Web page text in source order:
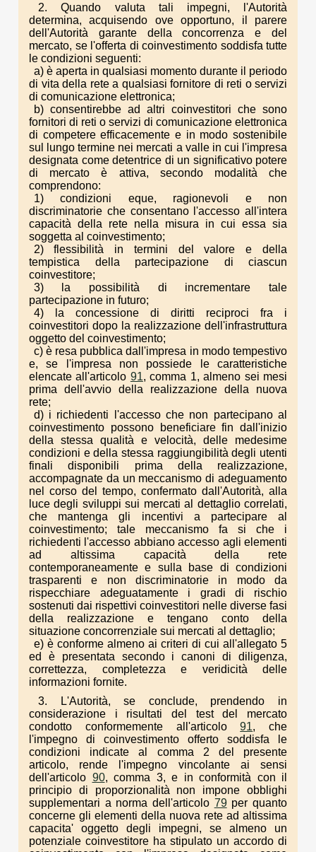
2. Quando valuta tali impegni, l'Autorità
determina, acquisendo ove opportuno, il parere
dell'Autorità garante della concorrenza e del
mercato, se l'offerta di coinvestimento soddisfa tutte
le condizioni seguenti:
a) è aperta in qualsiasi momento durante il periodo
di vita della rete a qualsiasi fornitore di reti o servizi
di comunicazione elettronica;
b) consentirebbe ad altri coinvestitori che sono
fornitori di reti o servizi di comunicazione elettronica
di competere efficacemente e in modo sostenibile
sul lungo termine nei mercati a valle in cui l'impresa
designata come detentrice di un significativo potere
di mercato è attiva, secondo modalità che
comprendono:
1) condizioni eque, ragionevoli e non
discriminatorie che consentano l'accesso all'intera
capacità della rete nella misura in cui essa sia
soggetta al coinvestimento;
2) flessibilità in termini del valore e della
tempistica della partecipazione di ciascun
coinvestitore;
3) la possibilità di incrementare tale
partecipazione in futuro;
4) la concessione di diritti reciproci fra i
coinvestitori dopo la realizzazione dell'infrastruttura
oggetto del coinvestimento;
c) è resa pubblica dall'impresa in modo tempestivo
e, se l'impresa non possiede le caratteristiche
elencate all'articolo 91, comma 1, almeno sei mesi
prima dell'avvio della realizzazione della nuova
rete;
d) i richiedenti l'accesso che non partecipano al
coinvestimento possono beneficiare fin dall'inizio
della stessa qualità e velocità, delle medesime
condizioni e della stessa raggiungibilità degli utenti
finali disponibili prima della realizzazione,
accompagnate da un meccanismo di adeguamento
nel corso del tempo, confermato dall'Autorità, alla
luce degli sviluppi sui mercati al dettaglio correlati,
che mantenga gli incentivi a partecipare al
coinvestimento; tale meccanismo fa si che i
richiedenti l'accesso abbiano accesso agli elementi
ad altissima capacità della rete
contemporaneamente e sulla base di condizioni
trasparenti e non discriminatorie in modo da
rispecchiare adeguatamente i gradi di rischio
sostenuti dai rispettivi coinvestitori nelle diverse fasi
della realizzazione e tengano conto della
situazione concorrenziale sui mercati al dettaglio;
e) è conforme almeno ai criteri di cui all'allegato 5
ed è presentata secondo i canoni di diligenza,
correttezza, completezza e veridicità delle
informazioni fornite.
3. L'Autorità, se conclude, prendendo in
considerazione i risultati del test del mercato
condotto conformemente all'articolo91, che
l'impegno di coinvestimento offerto soddisfa le
condizioni indicate al comma 2 del presente
articolo, rende l'impegno vincolante ai sensi
dell'articolo 90, comma 3, e in conformità con il
principio di proporzionalità non impone obblighi
supplementari a norma dell'articolo 79per quanto
concerne gli elementi della nuova rete ad altissima
capacita' oggetto degli impegni, se almeno un
potenziale coinvestitore ha stipulato un accordo di